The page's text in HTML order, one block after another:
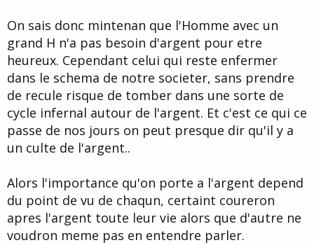
On sais donc mintenan que l'Homme avec un
grand H n'a pas besoin d'argent pour etre
heureux. Cependant celui qui reste enfermer
dans le schema de notre societer, sans prendre
de recule risque de tomber dans une sorte de
cycle infernal autour de l'argent. Et c'est ce qui ce
passe de nos jours on peut presque dir qu'il y a
un culte de l'argent..
Alors l'importance qu'on porte a l'argent depend
du point de vu de chaqun, certaint coureron
apres l'argent toute leur vie alors que d'autre ne
voudron meme pas en entendre parler.